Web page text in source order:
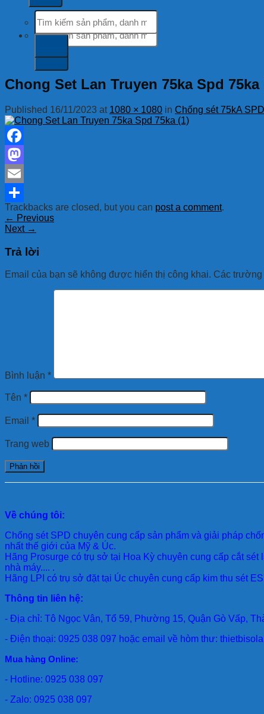
Tìm
kiếm:
Tìm
kiếm:
Chong Set Lan Truyen 75ka Spd 75ka
Published 16/11/2023 at 1080 × 1080 in Chống sét 75kA
Facebook
Mastodon
Email
Share
Trackbacks are closed, but you can post a comment.
← Previous
Next →
Trả lời
Email của bạn sẽ không được hiển thị công khai. Các
Bình luận *
Tên *
Email *
Trang web
Về chúng tôi:
Chống sét SPD chuyên cung cấp sản phẩm và giải pháp
nhất thế giới của Mỹ & Úc.
Hãng Prosurge có trụ sở tại Hoa Kỳ chuyên cung cấp cắt
nhà máy.... .
Hãng LPI có trụ sở đặt tại Úc chuyên cung cấp kim thu sét
Thông tin liên hệ:
- Địa chỉ: Tô Ngọc Vân, Tổ 59, Phường 15, Quận Gò Vấp,
- Điện thoại: 0925 038 097 hoặc email về hòm thư:
Mua hàng Online:
- Hotline: 0925 038 097
- Zalo: 0925 038 097